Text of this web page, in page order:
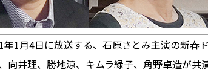
1月4日に放送する、石原さとみ主演の新春
向井理、勝地涼、キムラ緑子、角野卓造が共